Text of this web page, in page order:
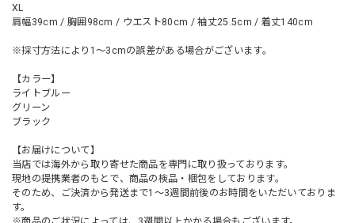
XL
肩幅39cm / 胸囲98cm / ウエスト80cm / 袖丈25.5cm / 着丈140cm
※採寸方法により1～3cmの誤差がある場合がございます。
【カラー】
ライトブルー
グリーン
ブラック
【お届けについて】
当店では海外から取り寄せた商品を専門に取り扱っております。
現地の提携業者のもとで、商品の検品・梱包をしております。
そのため、ご決済から発送まで1～3週間前後のお時間をいただいておりま
す。